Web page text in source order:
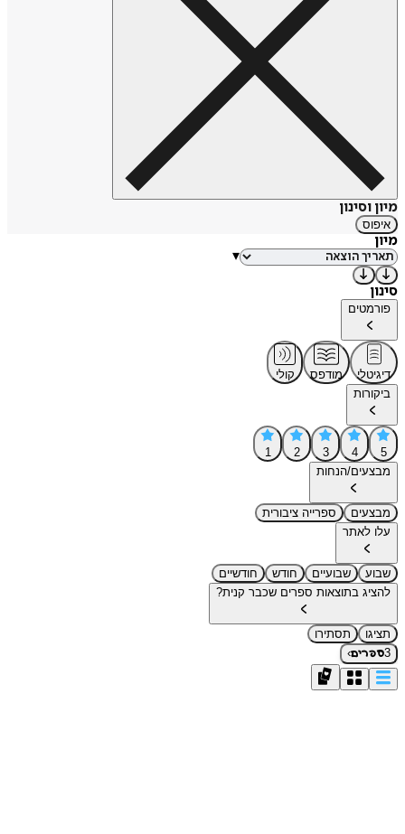
מיון וסינון
איפוס
מיון
▾
סינון
פורמטים
דיגיטלי מודפס
קולי
ביקורות
5
4
3
2
1
מבצעים/הנחות
מבצעים
ספרייה ציבורית
עלו לאתר
שבוע שבועיים חודש
חודשיים
להציג בתוצאות ספרים שכבר קנית?
תציגו
תסתירו
3ספרים›